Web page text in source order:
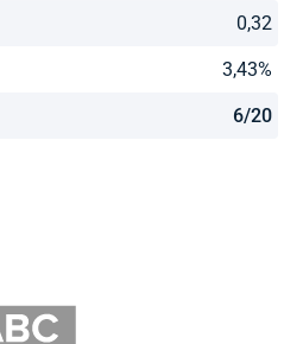
0,32
3,43%
6/20